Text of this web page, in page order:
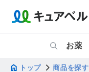
お薬
トップ 商品を探す